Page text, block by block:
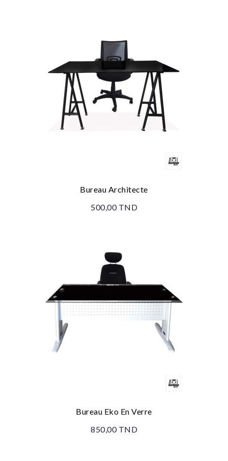
Bureau Architecte
500,00 TND
Bureau Eko En Verre
850,00 TND